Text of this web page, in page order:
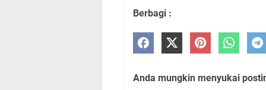
Berbagi :
Anda mungkin menyukai